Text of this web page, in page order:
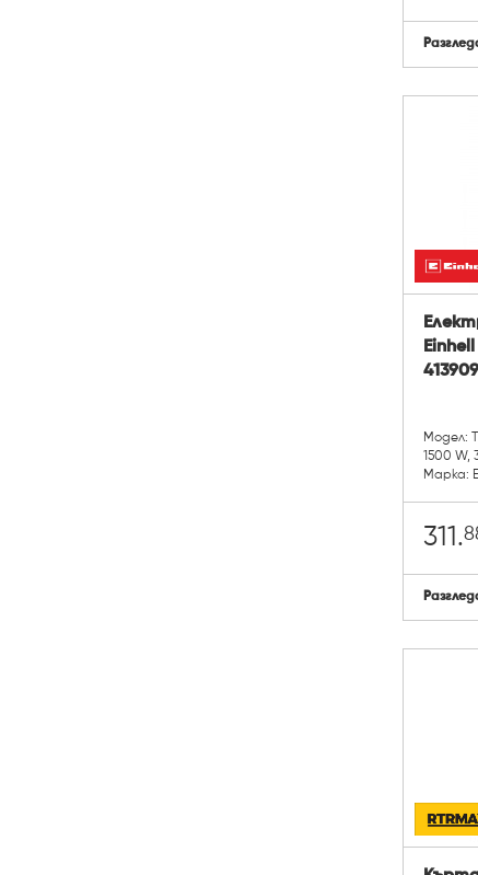
Модел:
1500 W,
Марка:
311.